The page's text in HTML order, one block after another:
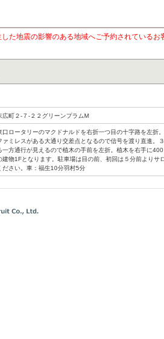
した地震の影響のある地域へご予約されている
広町２-７-２２グリーンプラムM
口ロータリーのマクドナルドを右折一つ目の十字路を左折
ァミレスがある大通り交差点となるので信号を渡り直進。
一方通行が見えるので植木の手前を左折。植木を右手に
建物1Fとなります。駐車場は目の前、初回は５分前よりサ
ださい。車：福生10分羽村5分